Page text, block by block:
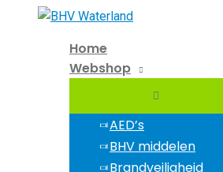
Home
Webshop
AED’s
BHV middelen
Brandveiligheid